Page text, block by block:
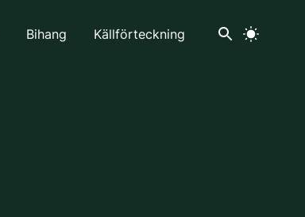
Bihang Källförteckning